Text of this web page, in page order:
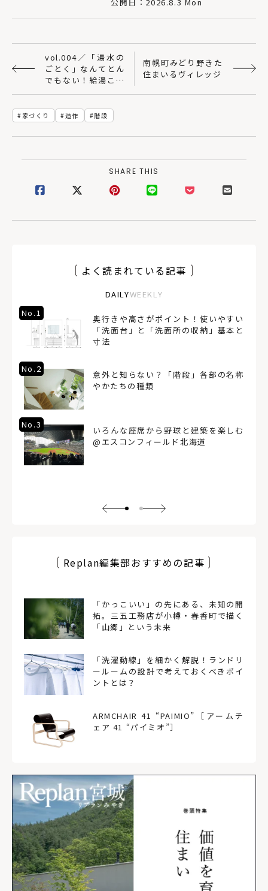
vol.004／「湯水の
ごとく」なんてとん
でもない！給湯こそ
省エネ・健康のカギ
南幌町みどり野きた
住まいるヴィレッジ
家づくり 造作 階段
SHARE THIS
よく読まれている記事
DAILYWEEKLY
No.1
奥行きや高さがポイント！使いやすい
「洗面台」と「洗面所の収納」基本と
寸法
No.2
意外と知らない？「階段」各部の名称
やかたちの種類
No.3
いろんな座席から野球と建築を楽しむ
@エスコンフィールド北海道
Replan編集部おすすめの記事
「かっこいい」の先にある、未知の開
拓。三五工務店が小樽・春香町で描く
「山郷」という未来
「洗濯動線」を細かく解説！ランドリ
ールームの設計で考えておくべきポイ
ントとは？
ARMCHAIR 41 “PAIMIO”［アームチ
ェア 41 “パイミオ”］